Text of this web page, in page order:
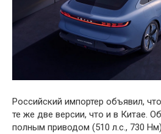
Российский импортер объявил,
те же две версии, что и в Китае.
полным приводом (510 л.с., 730